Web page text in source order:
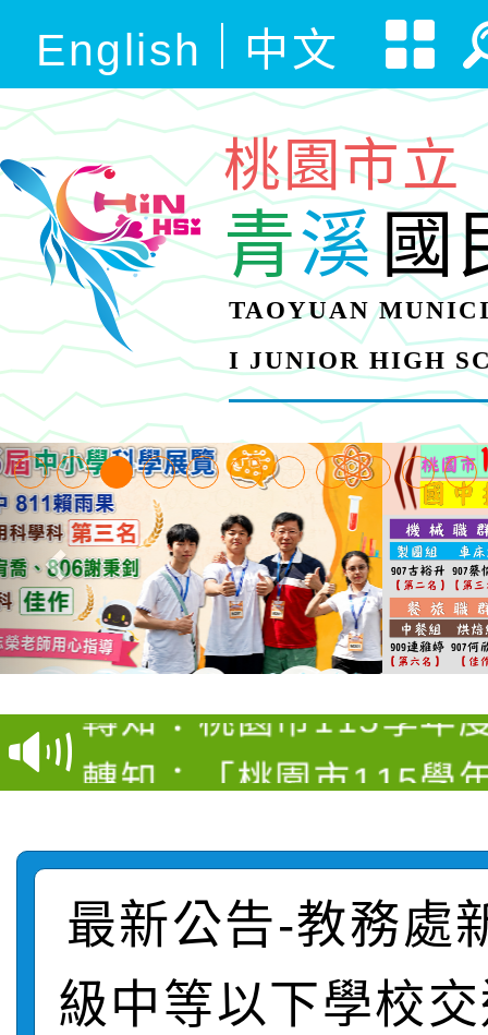
English 中文
桃園市立
青溪國
TAOYUAN
I JUNIOR HIGH
【甄選結果(第4招)】
學年度第1學期第9次代
結果(第4招)
【甄選結果(第12招)】
學年度第1學期第7次代
結果(第12招)
轉知：桃園市115學年
賽及師生本土語及新住
轉知：「桃園市115學
動辦法」
轉知臺中市政府政風處
城市手牽手，綠能透明
畫影片一案
轉知：「115學年度全
劇比賽實施要點」及修
轉知：桃園市115年度
最新公告-教務處
級中等以下學校